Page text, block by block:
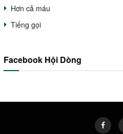
Hơn cả máu
Tiếng gọi
Facebook Hội Dòng